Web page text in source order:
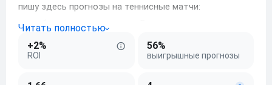
пишу здесь прогнозы на теннисные матчи:
от небольших турниров до «Большого шлема».
+2%
ROI
56%
выигрышные прогнозы